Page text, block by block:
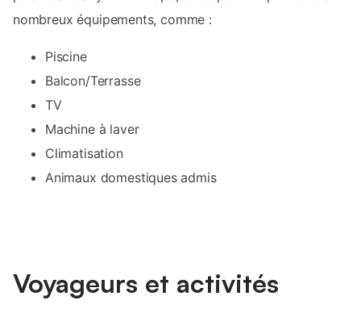
nombreux équipements, comme :
Piscine
Balcon/Terrasse
TV
Machine à laver
Climatisation
Animaux domestiques admis
Voyageurs et activités